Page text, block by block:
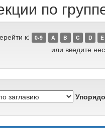
по
к: 0-9 A B C D E
или введите